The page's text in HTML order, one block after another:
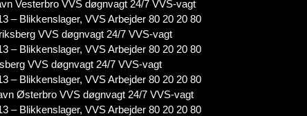
Vesterbro VVS døgnvagt 24/7 VVS-vagt
– Blikkenslager, VVS Arbejder 80 20 20 80
VVS døgnvagt 24/7 VVS-vagt
– Blikkenslager, VVS Arbejder 80 20 20 80
VVS døgnvagt 24/7 VVS-vagt
– Blikkenslager, VVS Arbejder 80 20 20 80
Østerbro VVS døgnvagt 24/7 VVS-vagt
– Blikkenslager, VVS Arbejder 80 20 20 80